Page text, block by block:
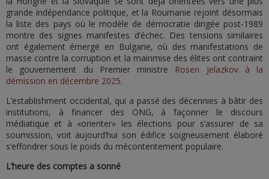
grande indépendance politique, et la Roumanie rejoint désormais
la liste des pays où le modèle de démocratie dirigée post-1989
montre des signes manifestes d’échec. Des tensions similaires
ont également émergé en Bulgarie, où des manifestations de
masse contre la corruption et la mainmise des élites ont contraint
le gouvernement du Premier ministre Rosen Jelazkov à la
démission en décembre 2025.
L’establishment occidental, qui a passé des décennies à bâtir des
institutions, à financer des ONG, à façonner le discours
médiatique et à «orienter» les élections pour s’assurer de sa
soumission, voit aujourd’hui son édifice soigneusement élaboré
s’effondrer sous le poids du mécontentement populaire.
L’heure des comptes a sonné